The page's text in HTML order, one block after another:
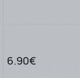
6.90€